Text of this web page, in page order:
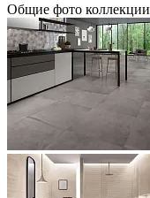
Общие фото коллекции